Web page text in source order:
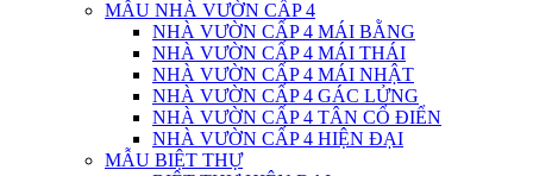
MẪU NHÀ VƯỜN CẤP 4
NHÀ VƯỜN CẤP 4 MÁI BẰNG
NHÀ VƯỜN CẤP 4 MÁI THÁI
NHÀ VƯỜN CẤP 4 MÁI NHẬT
NHÀ VƯỜN CẤP 4 GÁC LỬNG
NHÀ VƯỜN CẤP 4 TÂN CỔ ĐIỂN
NHÀ VƯỜN CẤP 4 HIỆN ĐẠI
MẪU BIỆT THỰ